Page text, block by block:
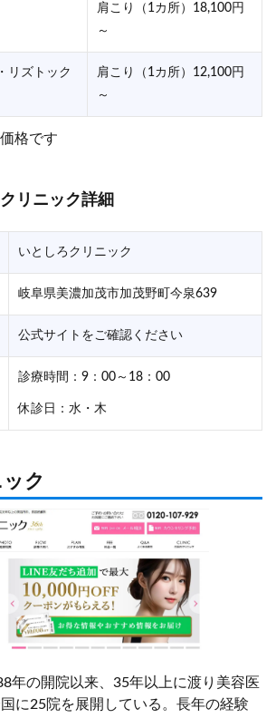
肩こり（1カ所）18,100円
～
リズトック
肩こり（1カ所）12,100円
～
格です
リニック詳細
いとしろクリニック
岐阜県美濃加茂市加茂野町今泉639
公式サイトをご確認ください
診療時間：9：00～18：00
休診日：水・木
ク
年の開院以来、35年以上に渡り美容医
に25院を展開している。長年の経験